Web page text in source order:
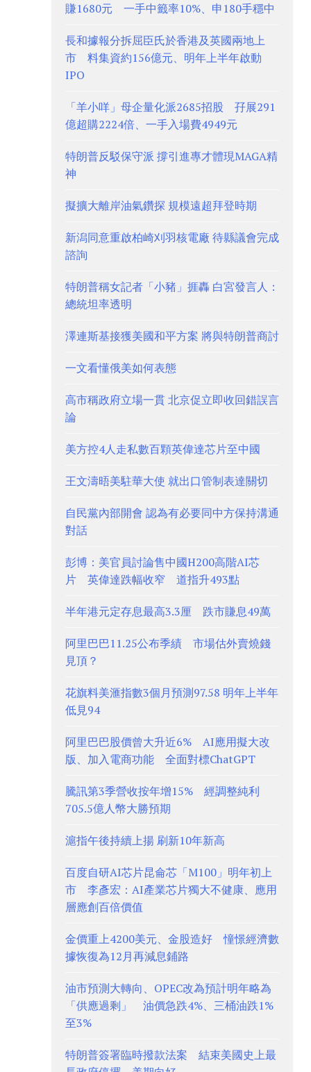
賺1680元 一手中籤率10%、申180手穩中
長和據報分拆屈臣氏於香港及英國兩地上
市 料集資約156億元、明年上半年啟動
IPO
「羊小咩」母企量化派2685招股 孖展291
億超購2224倍、一手入場費4949元
特朗普反駁保守派 撐引進專才體現MAGA精
神
擬擴大離岸油氣鑽探 規模遠超拜登時期
新潟同意重啟柏崎刈羽核電廠 待縣議會完成
諮詢
特朗普稱女記者「小豬」捱轟 白宮發言人：
總統坦率透明
澤連斯基接獲美國和平方案 將與特朗普商討
一文看懂俄美如何表態
高市稱政府立場一貫 北京促立即收回錯誤言
論
美方控4人走私數百顆英偉達芯片至中國
王文濤晤美駐華大使 就出口管制表達關切
自民黨內部開會 認為有必要同中方保持溝通
對話
彭博：美官員討論售中國H200高階AI芯
片 英偉達跌幅收窄 道指升493點
半年港元定存息最高3.3厘 跌市賺息49萬
阿里巴巴11.25公布季績 市場估外賣燒錢
見頂？
花旗料美滙指數3個月預測97.58 明年上半年
低見94
阿里巴巴股價曾大升近6% AI應用擬大改
版、加入電商功能 全面對標ChatGPT
騰訊第3季營收按年增15% 經調整純利
705.5億人幣大勝預期
滬指午後持續上揚 刷新10年新高
百度自研AI芯片昆侖芯「M100」明年初上
市 李彥宏：AI產業芯片獨大不健康、應用
層應創百倍價值
金價重上4200美元、金股造好 憧憬經濟數
據恢復為12月再減息鋪路
油市預測大轉向、OPEC改為預計明年略為
「供應過剩」 油價急跌4%、三桶油跌1%
至3%
特朗普簽署臨時撥款法案 結束美國史上最